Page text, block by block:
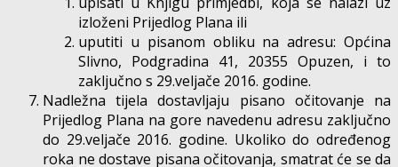
izloženi Prijedlog Plana ili
uputiti u pisanom obliku na adresu: Općina
Slivno, Podgradina 41, 20355 Opuzen, i to
zaključno s 29.veljače 2016. godine.
Nadležna tijela dostavljaju pisano očitovanje na
Prijedlog Plana na gore navedenu adresu zaključno
do 29.veljače 2016. godine. Ukoliko do određenog
roka ne dostave pisana očitovanja, smatrat će se da